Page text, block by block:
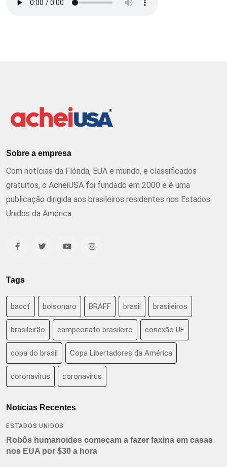
Sobre a empresa
Com notícias da Flórida, EUA e mundo, e classificados
gratuitos, o AcheiUSA foi fundado em 2000 e é uma
publicação dirigida aos brasileiros residentes nos Estados
Unidos da América
Tags
baccf bolsonaro BRAFF brasil brasileiros
brasileirão campeonato brasileiro conexão UF
copa do brasil Copa Libertadores da América
coronavirus coronavírus
Notícias Recentes
ESTADOS UNIDOS
Robôs humanoides começam a fazer faxina em casas
nos EUA por $30 a hora